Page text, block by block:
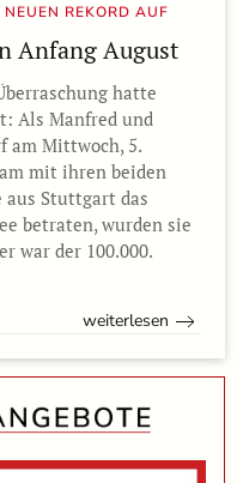
REKORD AUF
Anfang August
hatte
Als Manfred und
am Mittwoch, 5.
mit ihren beiden
aus Stuttgart das
betraten, wurden sie
war der 100.000.
weiterlesen